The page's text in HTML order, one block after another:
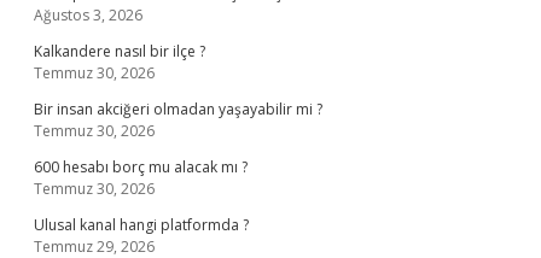
Ağustos 3, 2026
Kalkandere nasıl bir ilçe ?
Temmuz 30, 2026
Bir insan akciğeri olmadan yaşayabilir mi ?
Temmuz 30, 2026
600 hesabı borç mu alacak mı ?
Temmuz 30, 2026
Ulusal kanal hangi platformda ?
Temmuz 29, 2026